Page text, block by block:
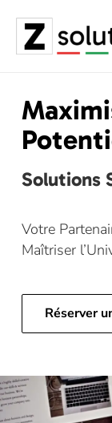
Solutions
Votre
Maîtriser
Réserver